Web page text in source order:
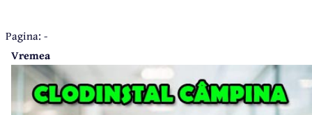
Pagina: -
Vremea